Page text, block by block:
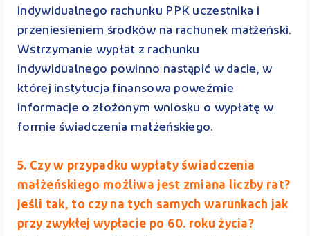
indywidualnego rachunku PPK uczestnika i
przeniesieniem środków na rachunek małżeński.
Wstrzymanie wypłat z rachunku
indywidualnego powinno nastąpić w dacie, w
której instytucja finansowa poweźmie
informacje o złożonym wniosku o wypłatę w
formie świadczenia małżeńskiego.
5. Czy w przypadku wypłaty świadczenia
małżeńskiego możliwa jest zmiana liczby rat?
Jeśli tak, to czy na tych samych warunkach jak
przy zwykłej wypłacie po 60. roku życia?